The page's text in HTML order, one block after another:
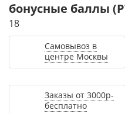
бонусные баллы
18
Самовывоз в
центре Москвы
Заказы от 3000р-
бесплатно